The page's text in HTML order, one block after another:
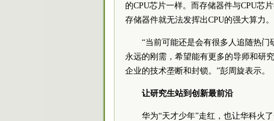
的CPU芯片一样。而存储器件与CPU芯
存储器件就无法发挥出CPU的强大算力。
“当前可能还是会有很多人追随热
永远的刚需，希望能有更多的导师和研
企业的技术垄断和封锁。”彭周旋表示。
让研究生站到创新最前沿
华为“天才少年”走红，也让华科火